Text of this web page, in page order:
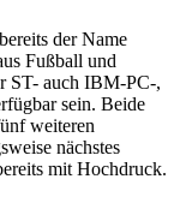
der Name
Fußball und
ST- auch IBM-PC-,
sein. Beide
weiteren
nächstes
mit Hochdruck.